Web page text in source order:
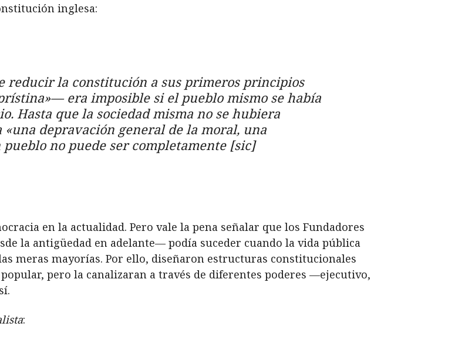
inglesa:
reducir la constitución a sus primeros principios
era imposible si el pueblo mismo se había
Hasta que la sociedad misma no se hubiera
depravación general de la moral, una
no puede ser completamente [sic]
en la actualidad. Pero vale la pena señalar que los Fundadores
la antigüedad en adelante— podía suceder cuando la vida pública
meras mayorías. Por ello, diseñaron estructuras constitucionales
pero la canalizaran a través de diferentes poderes —ejecutivo,
: